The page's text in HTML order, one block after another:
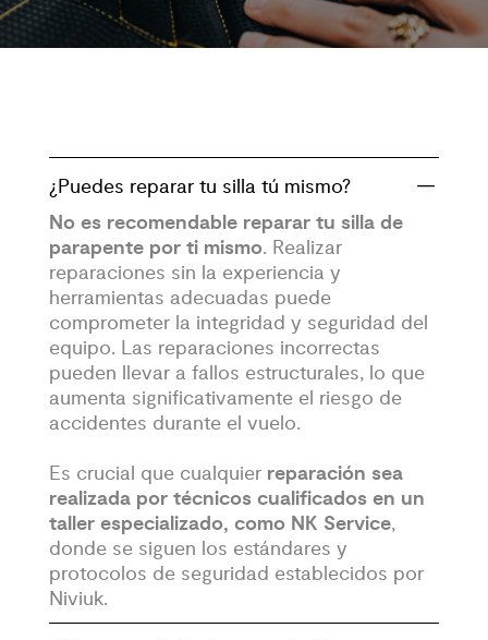
¿Puedes reparar tu silla tú mismo?
No es recomendable reparar tu silla de
parapente por ti mismo. Realizar
reparaciones sin la experiencia y
herramientas adecuadas puede
comprometer la integridad y seguridad del
equipo. Las reparaciones incorrectas
pueden llevar a fallos estructurales, lo que
aumenta significativamente el riesgo de
accidentes durante el vuelo.
Es crucial que cualquier reparación sea
realizada por técnicos cualificados en un
taller especializado, como NK Service,
donde se siguen los estándares y
protocolos de seguridad establecidos por
Niviuk.